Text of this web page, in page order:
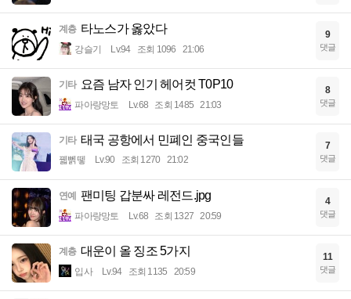
계층 타노스가 옳았다
강슬기 Lv.94 조회 1096 21:06
9
댓글
기타 요즘 남자 인기 헤어컷 T0P10
파아랑망토 Lv.68 조회 1485 21:03
8
댓글
기타 태국 공항에서 민폐인 중국인들
꿻뻵뗗 Lv.90 조회 1270 21:02
7
댓글
연예 팬미팅 갑분싸 레전드.jpg
파아랑망토 Lv.68 조회 1327 20:59
4
댓글
계층 대운이 올 징조 5가지
입사 Lv.94 조회 1135 20:59
11
댓글